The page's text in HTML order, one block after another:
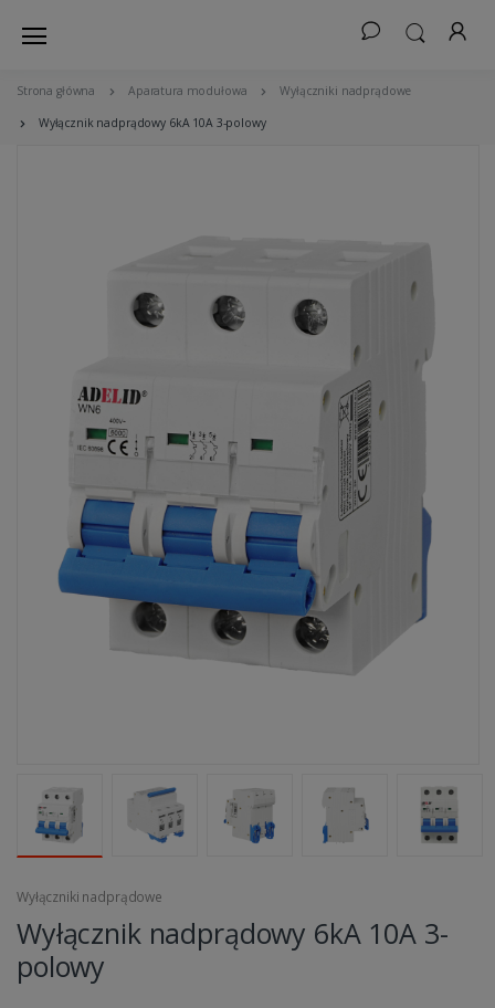
Strona główna Aparatura modułowa Wyłączniki nadprądowe
Wyłącznik nadprądowy 6kA 10A 3-polowy
Wyłączniki nadprądowe
Wyłącznik nadprądowy 6kA 10A 3-
polowy